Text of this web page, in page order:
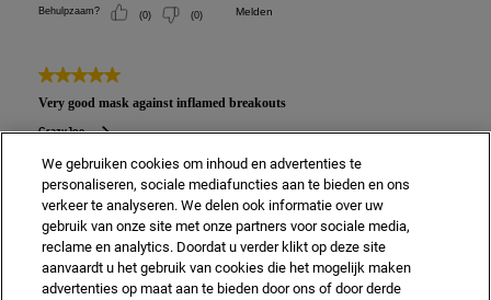
We gebruiken cookies om inhoud en advertenties te
personaliseren, sociale mediafuncties aan te bieden en ons
verkeer te analyseren. We delen ook informatie over uw
gebruik van onze site met onze partners voor sociale media,
reclame en analytics. Doordat u verder klikt op deze site
aanvaardt u het gebruik van cookies die het mogelijk maken
advertenties op maat aan te bieden door ons of door derde